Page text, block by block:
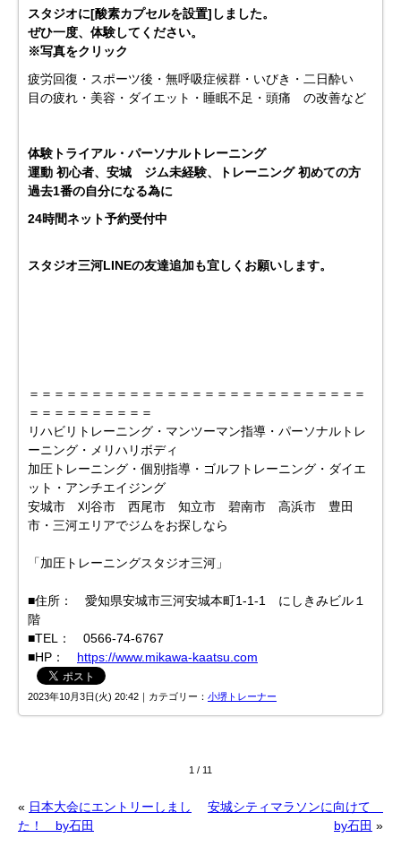
スタジオに[酸素カプセルを設置] しました。
ぜひ一度、体験してください。
※写真をクリック
疲労回復・スポーツ後・無呼吸症候群・いびき・二日酔い
目の疲れ・美容・ダイエット・睡眠不足・頭痛 の改善など
体験トライアル・パーソナルトレーニング
運動 初心者、安城 ジム未経験、トレーニング 初めての方
過去1番の自分になる為に
24時間ネット予約受付中
スタジオ三河LINEの友達追加も宜しくお願いします。
＝＝＝＝＝＝＝＝＝＝＝＝＝＝＝＝＝＝＝＝＝＝＝＝＝＝＝
＝＝＝＝＝＝＝＝＝＝
リハビリトレーニング・マンツーマン指導・パーソナルトレ
ーニング・メリハリボディ
加圧トレーニング・個別指導・ゴルフトレーニング・ダイエ
ット・アンチエイジング
安城市 刈谷市 西尾市 知立市 碧南市 高浜市 豊田
市・三河エリアでジムをお探しなら
「加圧トレーニングスタジオ三河」
■住所： 愛知県安城市三河安城本町1-1-1 にしきみビル１
階
■TEL： 0566-74-6767
■HP： https://www.mikawa-kaatsu.com
2023年10月3日(火) 20:42｜カテゴリー： 小堺トレーナー
1 / 11
« 日本大会にエントリーしまし
た！ by石田
安城シティマラソンに向けて
by石田 »